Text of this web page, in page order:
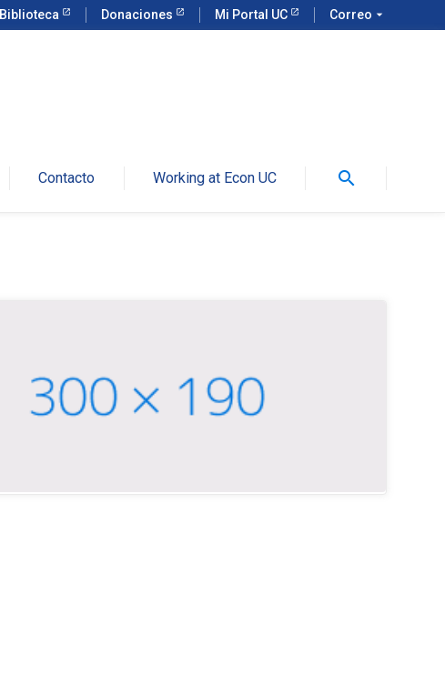
Biblioteca Donaciones Mi Portal UC Correo arrow_drop_down
Contacto Working at Econ UC search